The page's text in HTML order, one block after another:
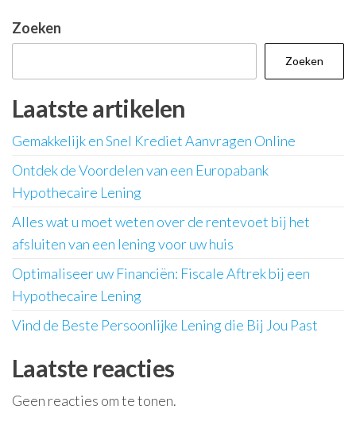
Zoeken
Zoeken
Laatste artikelen
Gemakkelijk en Snel Krediet Aanvragen Online
Ontdek de Voordelen van een Europabank
Hypothecaire Lening
Alles wat u moet weten over de rentevoet bij het
afsluiten van een lening voor uw huis
Optimaliseer uw Financiën: Fiscale Aftrek bij een
Hypothecaire Lening
Vind de Beste Persoonlijke Lening die Bij Jou Past
Laatste reacties
Geen reacties om te tonen.